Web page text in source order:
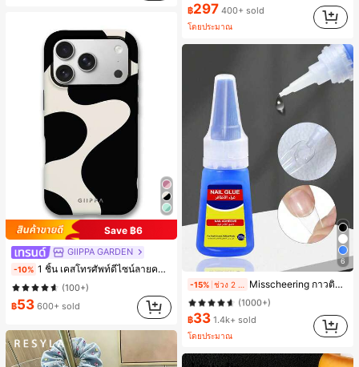
Save ฿6
GIIPPA GARDEN
-10% 1 ชิ้น เคสโทรศัพท์ดีไซน์ลายคลื่นไม่สมมาตรสำหรับ Phone 17 Pro Max, เหมาะสำหรับ Phone 16 Pro Max, 15 Pro Max, 14 Pro Max, เคสโทรศัพท์สไตล์เกาหลีและน่าสนใจ, เข้ากันได้กับ 11/12/13/14/15/16 Pro Max Plus, ดีไซน์หรูหราเหมาะสำหรับทั้งชายและหญิง, ของขวัญในอุดมคติสำหรับคริสต์มาส, วันวาเลนไทน์, อีสเตอร์, ฤดูแต่งงานและวันเกิดสำหรับแฟนสาว
(100+)
฿53 600+ sold
฿297 400+ sold
โดยประมาณ
6
-15% Misscheering กาวติดเล็บปลอม 20 กรัม แรงยึดสูง เจลสติกเกอร์เล็บนุ่ม แห้งเร็ว เหมาะสำหรับผู้เริ่มต้นทำเล็บ ติดทนนาน
#1 ขายดี
ใน กาวติดเล็บ กาวติดเล็บและสารยึดติด
(1000+)
#1 ขายดี
(1000+)
#1 ขายดี
(1000+)
#1 ขายดี
ใน กาวติดเล็บ กาวติดเล็บและสารยึดติด
฿33 1.4k+ sold
โดยประมาณ